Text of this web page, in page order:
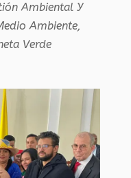
Ambiental Y
Ambiente,
Verde